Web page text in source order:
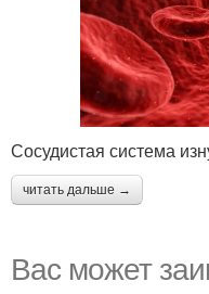
Сосудистая система
читать дальше →
Вас может